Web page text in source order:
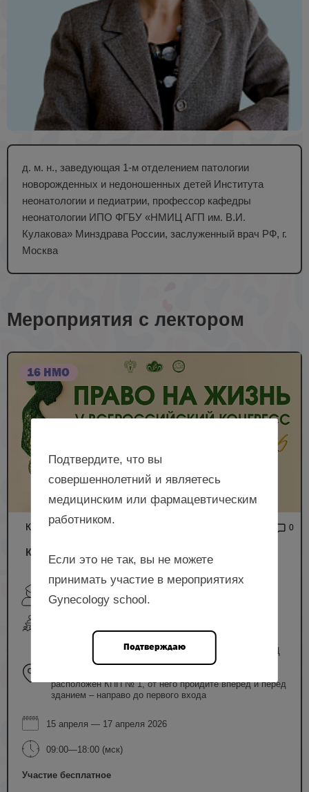
д. м. н., заведующая 1-м отделением патологии
новорожденных и недоношенных детей Института
неонатологии и педиатрии, профессор кафедры
неонатологии ИПО ФГБУ «НМИЦ АГП им. В.И.
Кулакова» Минздрава России, заслуженный врач РФ, г.
Москва
Мероприятия с лектором
16 НМО
КОНГРЕСС 0
Конгресс «Право на жизнь»
Байрамова Г.Р., Баранов И.И. и др.
г. Москва, ул. Академика Опарина, д. 4 (ФГБУ «НМИЦ
АГП им. В.И. Кулакова» Минздрава России). Схема
расположен КПП № 1, от него пройдите вперед и перед
зданием – направо до первого входа
15 апреля — 17 апреля 2026
09:00—18:00 (мск)
Участие бесплатное
Подтвердите, что вы
совершеннолетний и являетесь
медицинским или фармацевтическим
работником.
Если это не так, вы не можете
принимать участие в мероприятиях
Gynecology school.
Подтверждаю